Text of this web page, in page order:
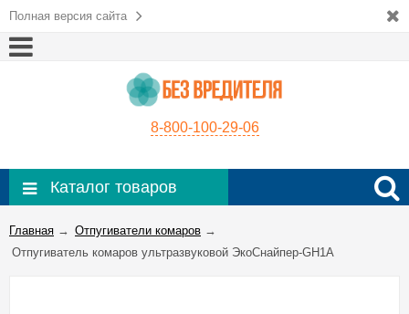
Полная версия сайта
8-800-100-29-06
Каталог товаров
Главная → Отпугиватели комаров →
Отпугиватель комаров ультразвуковой ЭкоСнайпер-GH1A